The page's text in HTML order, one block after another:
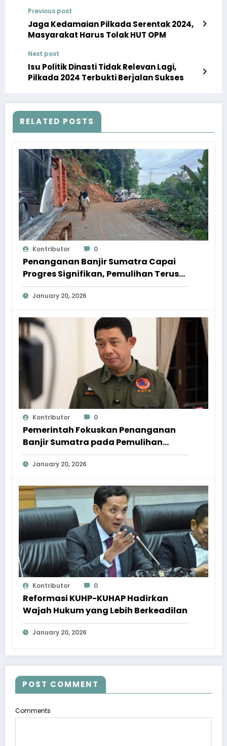
Previous post
Jaga Kedamaian Pilkada Serentak 2024,
Masyarakat Harus Tolak HUT OPM
Next post
Isu Politik Dinasti Tidak Relevan Lagi,
Pilkada 2024 Terbukti Berjalan Sukses
RELATED POSTS
Kontributor 0
Penanganan Banjir Sumatra Capai
Progres Signifikan, Pemulihan Terus
Dipercepat
January 20, 2026
Kontributor 0
Pemerintah Fokuskan Penanganan
Banjir Sumatra pada Pemulihan
Berkelanjutan
January 20, 2026
Kontributor 0
Reformasi KUHP-KUHAP Hadirkan
Wajah Hukum yang Lebih Berkeadilan
January 20, 2026
POST COMMENT
Comments